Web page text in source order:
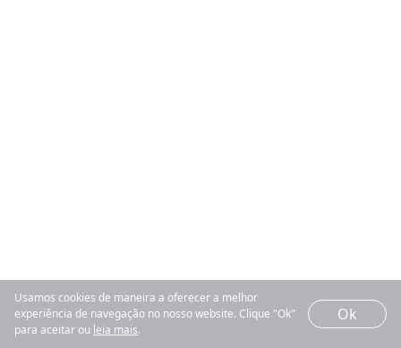
Usamos cookies de maneira a oferecer a melhor
experiência de navegação no nosso website. Clique "Ok"
para aceitar ou leia mais.
Ok